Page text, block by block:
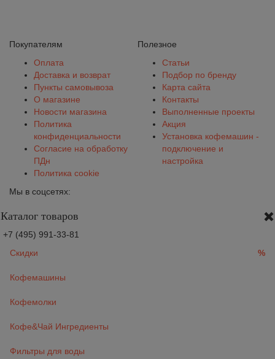
Покупателям
Оплата
Доставка и возврат
Пункты самовывоза
О магазине
Новости магазина
Политика
конфиденциальности
Согласие на обработку
ПДн
Политика cookie
Полезное
Статьи
Подбор по бренду
Карта сайта
Контакты
Выполненные проекты
Акция
Установка кофемашин -
подключение и
настройка
Мы в соцсетях:
Каталог товаров
+7 (495) 991-33-81
Скидки
%
Кофемашины
Кофемолки
Кофе&Чай Ингредиенты
Фильтры для воды